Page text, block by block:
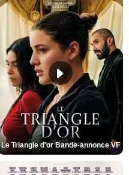
Le Triangle d'or Bande-annonce VF